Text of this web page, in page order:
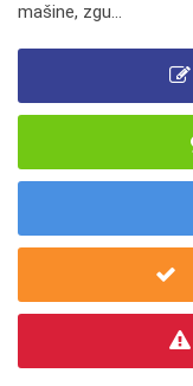
mašine, zgu...